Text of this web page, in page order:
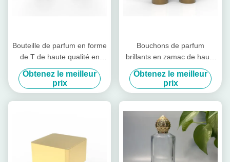
Bouteille de parfum en forme
de T de haute qualité en
usine Bouchettes de
bouteille de parfum en
alliage de zinc Couvercle de
bouchon
Obtenez le meilleur
prix
Bouchons de parfum
brillants en zamac de haute
qualité en forme de clé,
couvercles de parfum en
alliage de zinc
Obtenez le meilleur
prix